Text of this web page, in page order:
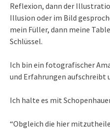
Reflexion, dann der
Illusion oder im Bild
mein Füller, dann meine
Schlüssel.
Ich bin ein fotografischer
und Erfahrungen aufschreibt
Ich halte es mit
“Obgleich die hier